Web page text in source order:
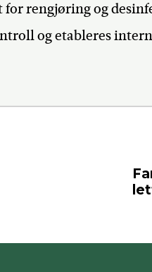
rengjøring og
og etableres